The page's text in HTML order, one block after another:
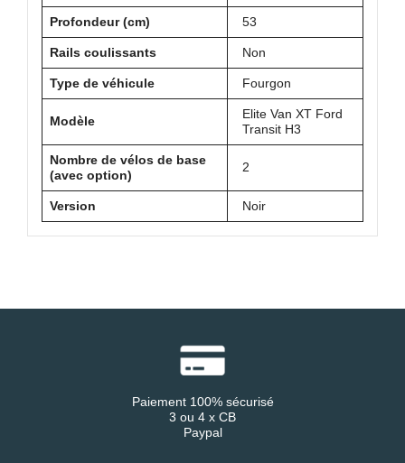
Profondeur (cm) 53
Rails coulissants Non
Type de véhicule Fourgon
Modèle
Elite Van XT Ford
Transit H3
Nombre de vélos de base
(avec option)
2
Version Noir
Paiement 100% sécurisé
3 ou 4 x CB
Paypal